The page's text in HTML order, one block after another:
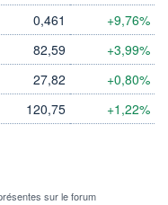
0,461 +9,76%
82,59 +3,99%
27,82 +0,80%
120,75 +1,22%
sur le forum